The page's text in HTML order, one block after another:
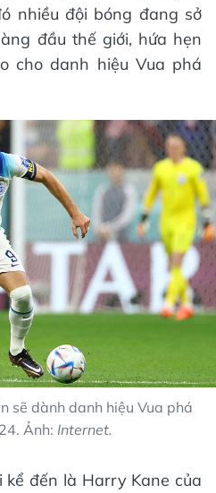
nhiều đội bóng đang sở
đầu thế giới, hứa hẹn
cho danh hiệu Vua phá
sẽ dành danh hiệu Vua phá
Ảnh: Internet.
đến là Harry Kane của